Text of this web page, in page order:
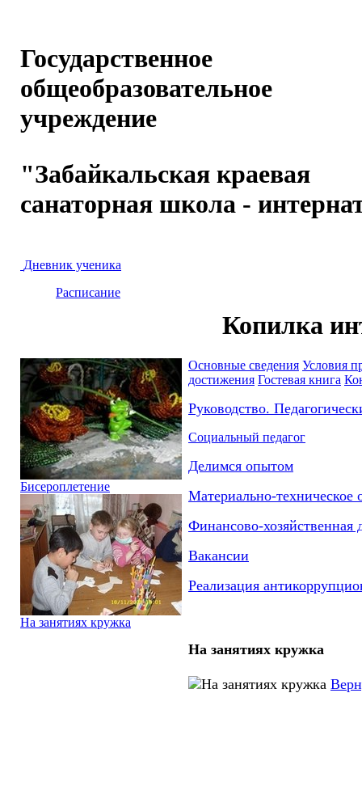
Государственное
общеобразовательное
учреждение
"Забайкальская краевая
санаторная школа -
Дневник ученика
Расписание
Копилка
Бисероплетение
На занятиях кружка
Основные сведения Условия
достижения Гостевая книга
Руководство.
Социальный педагог
Делимся опытом
Материально-техническое
Финансово-хозяйственная
Вакансии
Реализация
На занятиях кружка